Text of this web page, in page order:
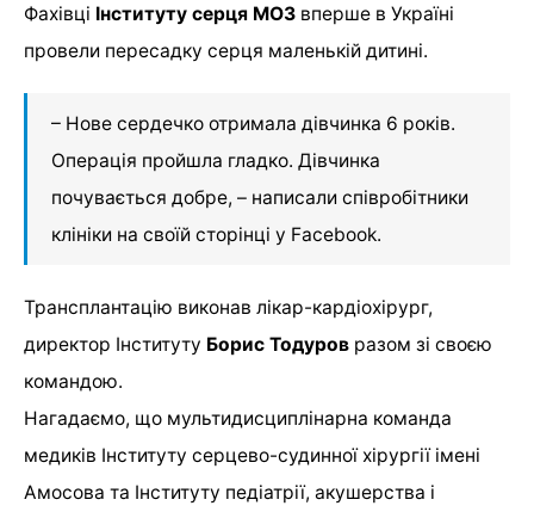
Фахівці Інституту серця МОЗ вперше в Україні
провели пересадку серця маленькій дитині.
– Нове сердечко отримала дівчинка 6 років.
Операція пройшла гладко. Дівчинка
почувається добре, – написали співробітники
клініки на своїй сторінці у Facebook.
Трансплантацію виконав лікар-кардіохірург,
директор Інституту Борис Тодуров разом зі своєю
командою.
Нагадаємо, що мультидисциплінарна команда
медиків Інституту серцево-судинної хірургії імені
Амосова та Інституту педіатрії, акушерства і